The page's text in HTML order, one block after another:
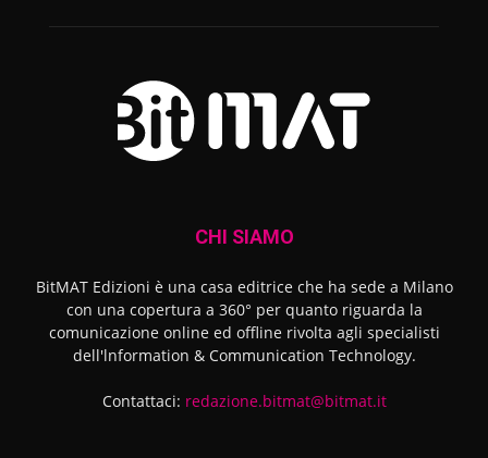
CHI SIAMO
BitMAT Edizioni è una casa editrice che ha sede a Milano
con una copertura a 360° per quanto riguarda la
comunicazione online ed offline rivolta agli specialisti
dell'lnformation & Communication Technology.
Contattaci: redazione.bitmat@bitmat.it